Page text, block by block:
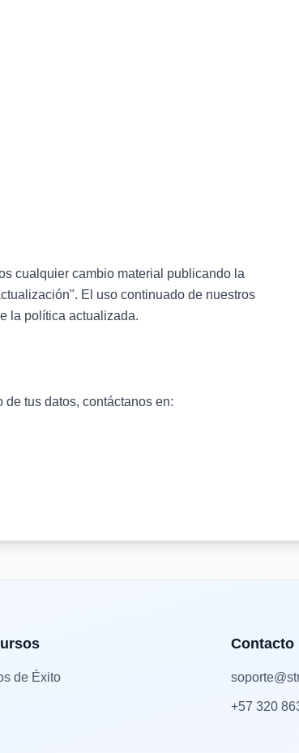
cualquier cambio material publicando la
El uso continuado de nuestros
la política actualizada.
tus datos, contáctanos en:
de Éxito
Contacto
+57 320